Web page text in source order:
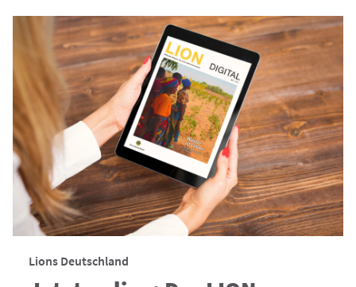
Lions Deutschland